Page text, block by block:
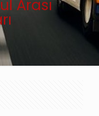
Arası